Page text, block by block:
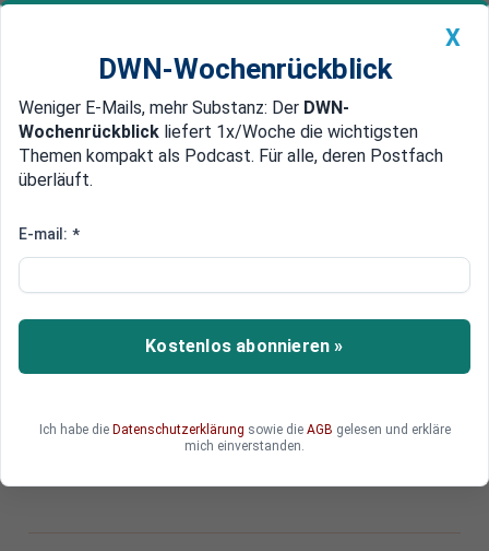
Newsticker MEIN DWN: Geldanlage Premium
Edelmetalle DWN-Magazin China
Wachstum zuhause flaut ab
Alibaba expandiert in den
Schwellenländern
Obschon das Kerngeschäft überraschend kräftig
muss wegen des abflauenden Geschäfts in der
X
DWN-Wochenrückblick
Weniger E-Mails, mehr Substanz: Der DWN-
Wochenrückblick liefert 1x/Woche die wichtigsten
Themen kompakt als Podcast. Für alle, deren Postfach
überläuft.
E-mail: *
Kostenlos abonnieren »
Ich habe die Datenschutzerklärung sowie die AGB gelesen und erkläre
mich einverstanden.